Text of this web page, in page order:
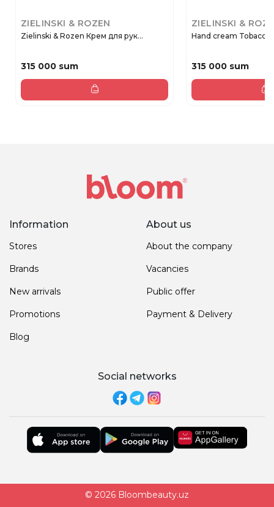
ZIELINSKI & ROZEN
Zielinski & Rozen Крем для рук...
315 000 sum
ZIELINSKI &
Hand cream
315 000 sum
Information
Stores
Brands
New arrivals
Promotions
Blog
About us
About the company
Vacancies
Public offer
Payment & Delivery
Social networks
© 2026 Bloombeauty.uz